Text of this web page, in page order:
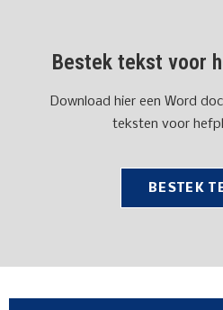
Bestek tekst voor
Download hier een Word
teksten voor
BESTEK